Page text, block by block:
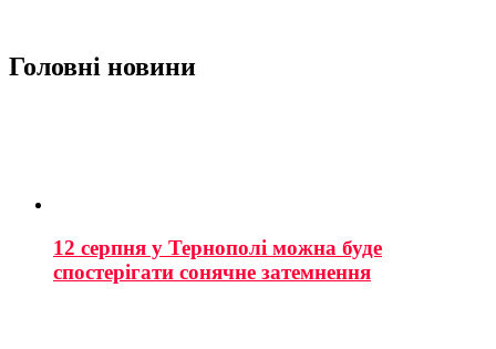
Головні новини
12 серпня у Тернополі можна буде
спостерігати сонячне затемнення